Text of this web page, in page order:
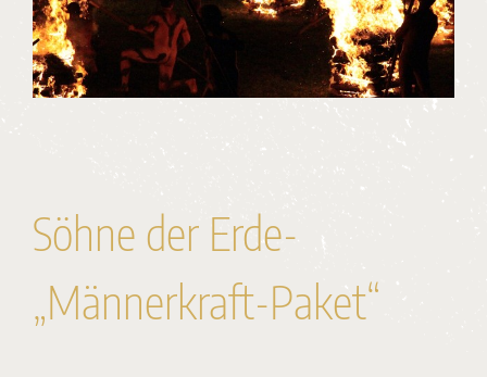
Söhne der Erde-
„Männerkraft-Paket“